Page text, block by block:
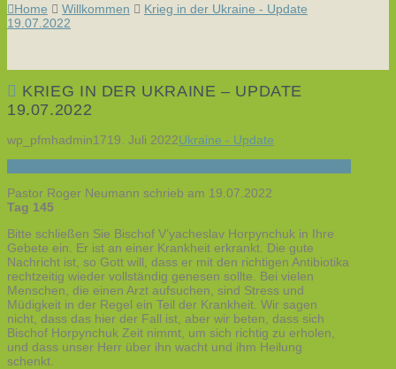
Home Willkommen
Krieg in der Ukraine - Update
19.07.2022
KRIEG IN DER UKRAINE – UPDATE
19.07.2022
wp_pfmhadmin1719. Juli 2022Ukraine - Update
Pastor Roger Neumann schrieb am 19.07.2022
Tag 145
Bitte schließen Sie Bischof V’yacheslav Horpynchuk in Ihre
Gebete ein. Er ist an einer Krankheit erkrankt. Die gute
Nachricht ist, so Gott will, dass er mit den richtigen Antibiotika
rechtzeitig wieder vollständig genesen sollte. Bei vielen
Menschen, die einen Arzt aufsuchen, sind Stress und
Müdigkeit in der Regel ein Teil der Krankheit. Wir sagen
nicht, dass das hier der Fall ist, aber wir beten, dass sich
Bischof Horpynchuk Zeit nimmt, um sich richtig zu erholen,
und dass unser Herr über ihn wacht und ihm Heilung
schenkt.